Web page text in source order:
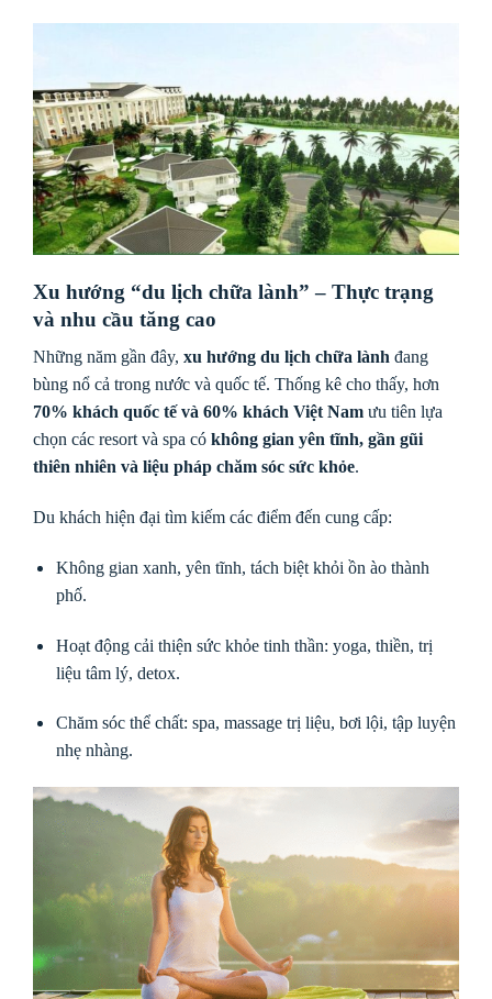
Xu hướng “du lịch chữa lành” – Thực trạng
và nhu cầu tăng cao
Những năm gần đây, xu hướng du lịch chữa lành đang
bùng nổ cả trong nước và quốc tế. Thống kê cho thấy, hơn
70% khách quốc tế và 60% khách Việt Nam ưu tiên lựa
chọn các resort và spa có không gian yên tĩnh, gần gũi
thiên nhiên và liệu pháp chăm sóc sức khỏe.
Du khách hiện đại tìm kiếm các điểm đến cung cấp:
Không gian xanh, yên tĩnh, tách biệt khỏi ồn ào thành
phố.
Hoạt động cải thiện sức khỏe tinh thần: yoga, thiền, trị
liệu tâm lý, detox.
Chăm sóc thể chất: spa, massage trị liệu, bơi lội, tập luyện
nhẹ nhàng.